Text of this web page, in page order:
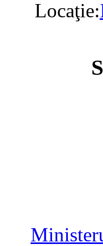
Locaţie: